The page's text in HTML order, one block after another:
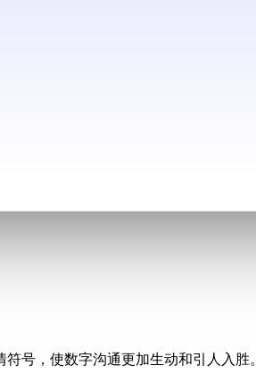
号，使数字沟通更加生动和引人入胜。